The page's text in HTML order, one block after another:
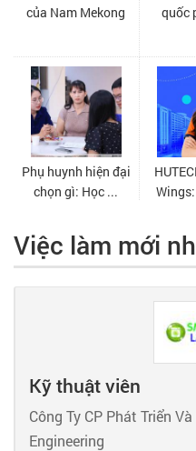
Việc làm mới
Kỹ thuật viên
Công Ty CP Phát Triển
Engineering